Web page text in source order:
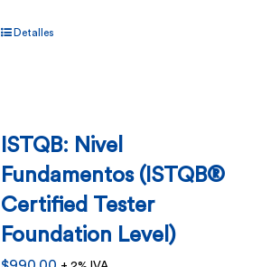
Detalles
ISTQB: Nivel
Fundamentos (ISTQB®
Certified Tester
Foundation Level)